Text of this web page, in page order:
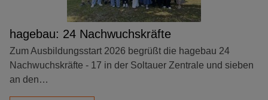
hagebau: 24 Nachwuchskräfte
Zum Ausbildungsstart 2026 begrüßt die hagebau 24
Nachwuchskräfte - 17 in der Soltauer Zentrale und sieben
an den…